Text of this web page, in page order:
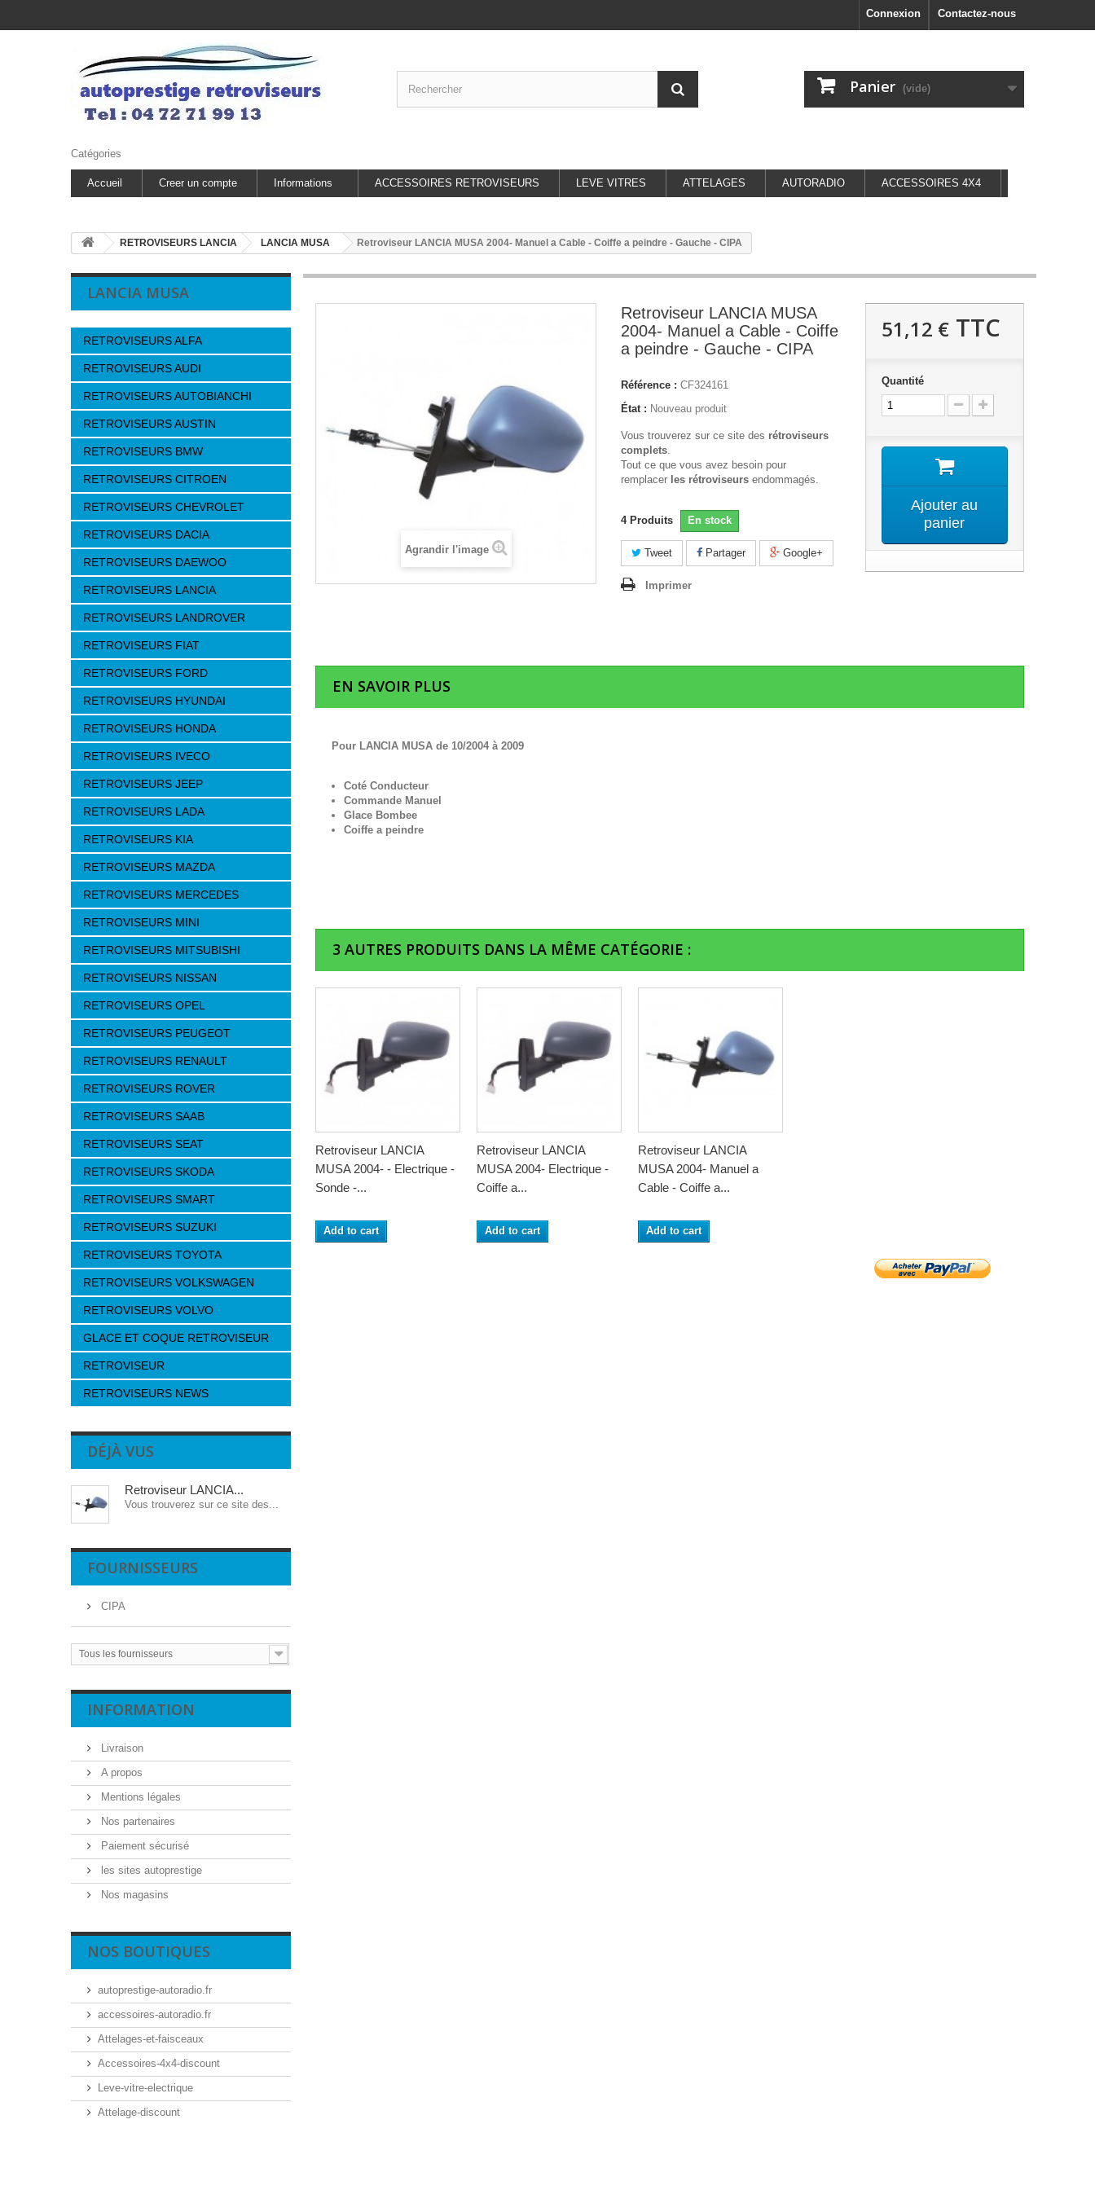
Contactez-nous
Connexion
Panier (vide)
Catégories
Accueil Creer un compte Informations ACCESSOIRES RETROVISEURS LEVE VITRES ATTELAGES AUTORADIO ACCESSOIRES 4X4
RETROVISEURS LANCIA LANCIA MUSA Retroviseur LANCIA MUSA 2004- Manuel a Cable - Coiffe a peindre - Gauche - CIPA
LANCIA MUSA
RETROVISEURS ALFA
RETROVISEURS AUDI
RETROVISEURS AUTOBIANCHI
RETROVISEURS AUSTIN
RETROVISEURS BMW
RETROVISEURS CITROEN
RETROVISEURS CHEVROLET
RETROVISEURS DACIA
RETROVISEURS DAEWOO
RETROVISEURS LANCIA
RETROVISEURS LANDROVER
RETROVISEURS FIAT
RETROVISEURS FORD
RETROVISEURS HYUNDAI
RETROVISEURS HONDA
RETROVISEURS IVECO
RETROVISEURS JEEP
RETROVISEURS LADA
RETROVISEURS KIA
RETROVISEURS MAZDA
RETROVISEURS MERCEDES
RETROVISEURS MINI
RETROVISEURS MITSUBISHI
RETROVISEURS NISSAN
RETROVISEURS OPEL
RETROVISEURS PEUGEOT
RETROVISEURS RENAULT
RETROVISEURS ROVER
RETROVISEURS SAAB
RETROVISEURS SEAT
RETROVISEURS SKODA
RETROVISEURS SMART
RETROVISEURS SUZUKI
RETROVISEURS TOYOTA
RETROVISEURS VOLKSWAGEN
RETROVISEURS VOLVO
GLACE ET COQUE RETROVISEUR
RETROVISEUR
RETROVISEURS NEWS
DÉJÀ VUS
Retroviseur LANCIA...
Vous trouverez sur ce site des...
FOURNISSEURS
CIPA
Tous les fournisseurs
INFORMATION
Livraison
A propos
Mentions légales
Nos partenaires
Paiement sécurisé
les sites autoprestige
Nos magasins
NOS BOUTIQUES
autoprestige-autoradio.fr
accessoires-autoradio.fr
Attelages-et-faisceaux
Accessoires-4x4-discount
Leve-vitre-electrique
Attelage-discount
Agrandir l'image
Retroviseur LANCIA MUSA
2004- Manuel a Cable - Coiffe
a peindre - Gauche - CIPA
Référence : CF324161
État : Nouveau produit
Vous trouverez sur ce site des rétroviseurs
complets.
Tout ce que vous avez besoin pour
remplacer les rétroviseurs endommagés.
4 Produits En stock
Tweet Partager Google+
Imprimer
51,12 €TTC
Quantité
Ajouter au
panier
EN SAVOIR PLUS
Pour LANCIA MUSA de 10/2004 à 2009
Coté Conducteur
Commande Manuel
Glace Bombee
Coiffe a peindre
3 AUTRES PRODUITS DANS LA MÊME CATÉGORIE :
Retroviseur LANCIA
MUSA 2004- - Electrique -
Sonde -...
Add to cart
Retroviseur LANCIA
MUSA 2004- Electrique -
Coiffe a...
Add to cart
Retroviseur LANCIA
MUSA 2004- Manuel a
Cable - Coiffe a...
Add to cart